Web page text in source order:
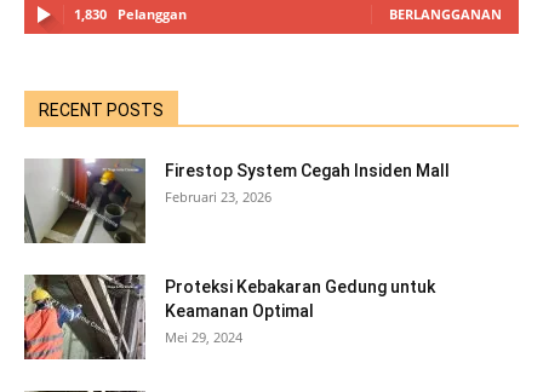
1,830 Pelanggan BERLANGGANAN
RECENT POSTS
Firestop System Cegah Insiden Mall
Februari 23, 2026
Proteksi Kebakaran Gedung untuk
Keamanan Optimal
Mei 29, 2024